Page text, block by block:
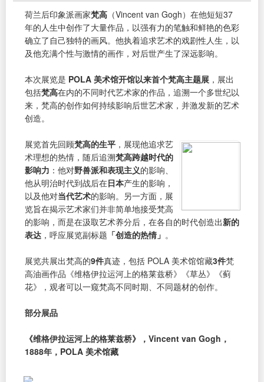
荷兰后印象派画家梵高 （Vincent van Gogh）在他短短37
年的人生中创作了大量作品，以强有力的笔触和鲜艳的色彩
确立了自己独特的画风。他执着追求艺术的戏剧性人生，以
及他充满个性与激情的画作，对后世产生了深远影响。
本次展览是 POLA 美术馆开馆以来首个梵高主题展 ，展出
包括梵高在内的不同时代艺术家的作品，追溯一个多世纪以
来，梵高的创作如何持续影响后世艺术家，并激发新的艺术
创造。
展览首先回顾梵高的生平 ，展现他追求艺
术理想的热情，随后追溯梵高跨越时代的
影响力 ：他对野兽派和表现主义的影响、
他从明治时代到战后在日本产生的影响，
以及他对当代艺术的影响。另一方面，展
览旨在揭示艺术家们并非简单地接受梵高
的影响，而是在汲取艺术养分后，在各自的时代创造出新的
表达 ，呼应展览副标题 「创造的热情」 。
展览共展出梵高的9件真迹，包括 POLA 美术馆馆藏3件梵
高油画作品《维格伊拉运河上的格莱兹桥》《草丛》《蓟
花》，观者可以一窥梵高不同时期、不同题材的创作。
部分展品
《维格伊拉运河上的格莱兹桥》，Vincent van Gogh，
1888年，POLA 美术馆藏